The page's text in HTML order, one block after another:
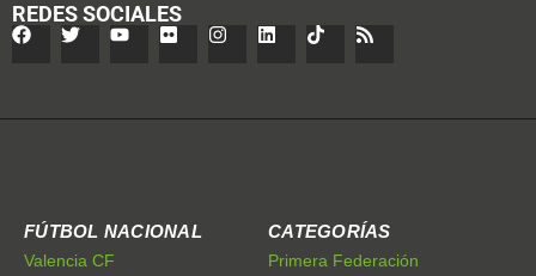
REDES SOCIALES
FÚTBOL NACIONAL
Valencia CF
CATEGORÍAS
Primera Federación